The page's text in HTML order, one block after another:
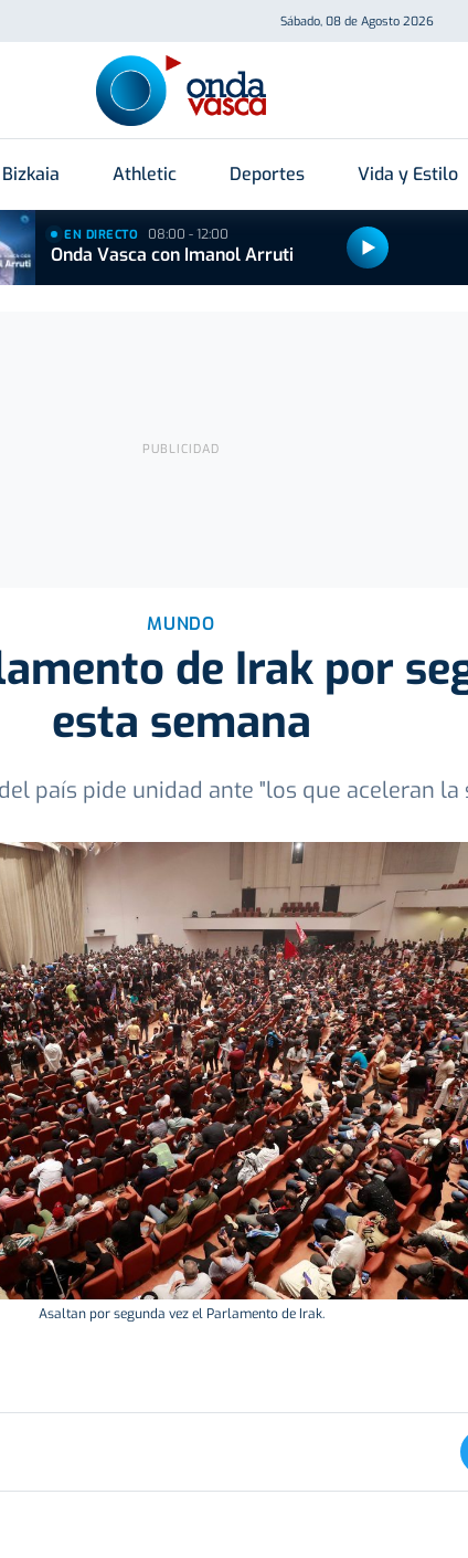
Sábado, 08 de Agosto 2026
Bizkaia Athletic Deportes Vida y Estilo
EN DIRECTO 08:00 - 12:00
Onda Vasca con Imanol Arruti
MUNDO
de Irak por
esta semana
país pide unidad ante "los que aceleran la
Asaltan por segunda vez el Parlamento de Irak.